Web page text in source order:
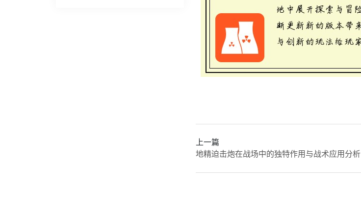
上一篇
地精迫击炮在战场中的独特作用与战术应用分析